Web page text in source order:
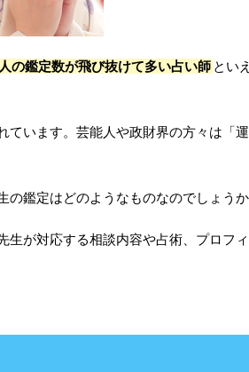
の鑑定数が飛び抜けて多い占い師 とい
います。芸能人や政財界の方々は「運
鑑定はどのようなものなのでしょうか
生が対応する相談内容や占術、プロフ